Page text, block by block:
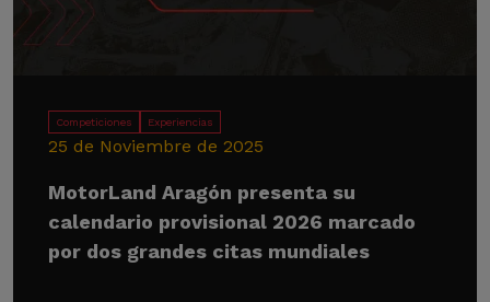
Competiciones Experiencias
25 de Noviembre de 2025
MotorLand Aragón presenta su
calendario provisional 2026 marcado
por dos grandes citas mundiales